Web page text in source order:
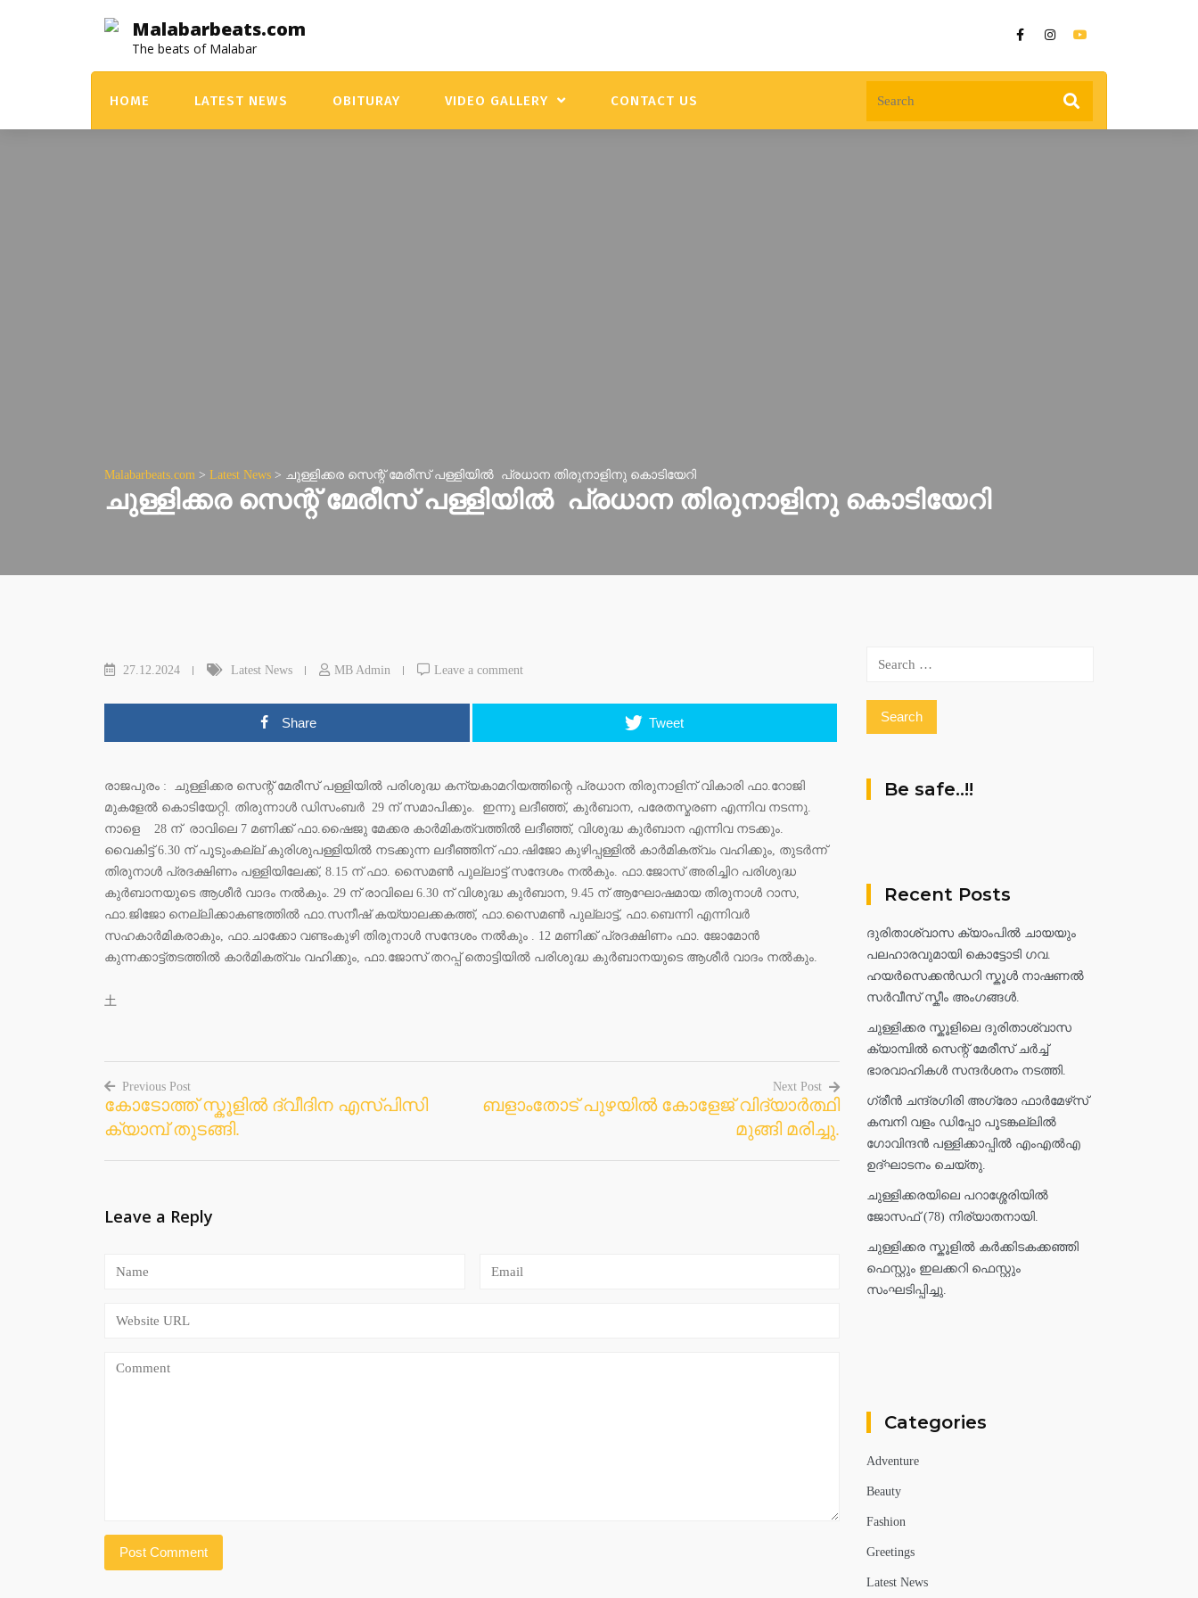
Malabarbeats.com
The beats of Malabar
HOME LATEST NEWS OBITURAY VIDEO GALLERY CONTACT US
Malabarbeats.com > Latest News > ചുള്ളിക്കര സെന്റ് മേരീസ് പള്ളിയിൽ പ്രധാന തിരുനാളിനു കൊടിയേറി
ചുള്ളിക്കര സെന്റ് മേരീസ് പള്ളിയിൽ പ്രധാന തിരുനാളിനു കൊടിയേറി
27.12.2024 Latest News MB Admin Leave a comment
Share Tweet
രാജപുരം : ചുള്ളിക്കര സെന്റ് മേരീസ് പള്ളിയിൽ പരിശുദ്ധ കന്യകാമറിയത്തിന്റെ പ്രധാന തിരുനാളിന് വികാരി ഫാ.റോജി
മുകളേൽ കൊടിയേറ്റി. തിരുന്നാൾ ഡിസംബർ 29 ന് സമാപിക്കും. ഇന്നു ലദീഞ്ഞ്, കുർബാന, പരേതസ്മരണ എന്നിവ നടന്നു.
നാളെ 28 ന് രാവിലെ 7 മണിക്ക് ഫാ.ഷൈജു മേക്കര കാർമികത്വത്തിൽ ലദീഞ്ഞ്, വിശുദ്ധ കുർബാന എന്നിവ നടക്കും.
വൈകിട്ട് 6.30 ന് പൂടുംകല്ല് കുരിശുപള്ളിയിൽ നടക്കുന്ന ലദീഞ്ഞിന് ഫാ.ഷിജോ കുഴിപ്പള്ളിൽ കാർമികത്വം വഹിക്കും, തുടർന്ന്
തിരുനാൾ പ്രദക്ഷിണം പള്ളിയിലേക്ക്, 8.15 ന് ഫാ. സൈമൺ പുല്ലാട്ട് സന്ദേശം നൽകും. ഫാ.ജോസ് അരിച്ചിറ പരിശുദ്ധ
കുർബാനയുടെ ആശീർ വാദം നൽകും. 29 ന് രാവിലെ 6.30 ന് വിശുദ്ധ കുർബാന, 9.45 ന് ആഘോഷമായ തിരുനാൾ റാസ,
ഫാ.ജിജോ നെല്ലിക്കാകണ്ടത്തിൽ ഫാ.സനീഷ് കയ്യാലക്കകത്ത്, ഫാ.സൈമൺ പുല്ലാട്ട്, ഫാ.ബെന്നി എന്നിവർ
സഹകാർമികരാകും, ഫാ.ചാക്കോ വണ്ടംകുഴി തിരുനാൾ സന്ദേശം നൽകും . 12 മണിക്ക് പ്രദക്ഷിണം ഫാ. ജോമോൻ
കുന്നക്കാട്ട്തടത്തിൽ കാർമികത്വം വഹിക്കും, ഫാ.ജോസ് തറപ്പ് തൊട്ടിയിൽ പരിശുദ്ധ കുർബാനയുടെ ആശീർ വാദം നൽകും.
土
Post
navigation
Previous Post
കോടോത്ത് സ്കൂളിൽ ദ്വീദിന എസ്പിസി
ക്യാമ്പ് തുടങ്ങി.
Next Post
ബളാംതോട് പുഴയിൽ കോളേജ് വിദ്യാർത്ഥി
മുങ്ങി മരിച്ചു.
Leave a Reply
Be safe..!!
Recent Posts
ദുരിതാശ്വാസ ക്യാംപിൽ ചായയും
പലഹാരവുമായി കൊട്ടോടി ഗവ.
ഹയർസെക്കൻഡറി സ്കൂൾ നാഷണൽ
സർവീസ് സ്കീം അംഗങ്ങൾ.
ചുള്ളിക്കര സ്കൂളിലെ ദുരിതാശ്വാസ
ക്യാമ്പിൽ സെന്റ് മേരീസ് ചർച്ച്
ഭാരവാഹികൾ സന്ദർശനം നടത്തി.
ഗ്രീൻ ചന്ദ്രഗിരി അഗ്രോ ഫാർമേഴ്‌സ്
കമ്പനി വളം ഡിപ്പോ പൂടങ്കല്ലിൽ
ഗോവിന്ദൻ പള്ളിക്കാപ്പിൽ എംഎൽഎ
ഉദ്ഘാടനം ചെയ്തു.
ചുള്ളിക്കരയിലെ പറാശ്ശേരിയിൽ
ജോസഫ് (78) നിര്യാതനായി.
ചുള്ളിക്കര സ്കൂളിൽ കർക്കിടകക്കഞ്ഞി
ഫെസ്റ്റും ഇലക്കറി ഫെസ്റ്റും
സംഘടിപ്പിച്ചു.
Categories
Adventure
Beauty
Fashion
Greetings
Latest News